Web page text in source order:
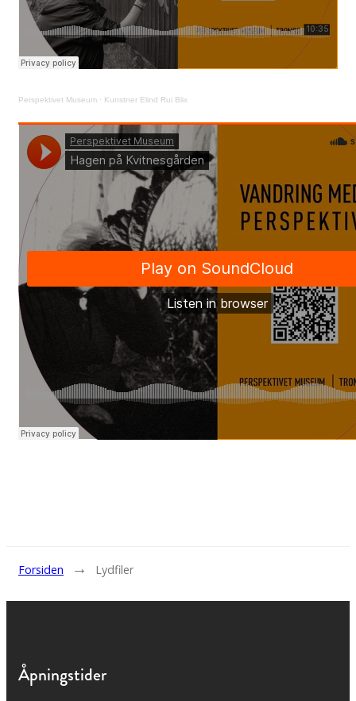
Perspektivet Museum · Kunstner Elind Rui Blix
Forsiden → Lydfiler
Åpningstider